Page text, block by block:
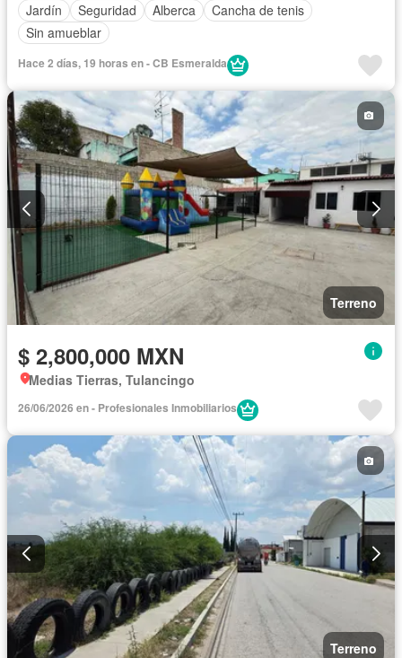
Jardín
Seguridad Alberca
Cancha de tenis
Sin amueblar
Hace 2 días, 19 horas en - CB Esmeralda
Terreno
$ 2,800,000 MXN
Medias Tierras, Tulancingo
26/06/2026 en - Profesionales Inmobiliarios
Terreno